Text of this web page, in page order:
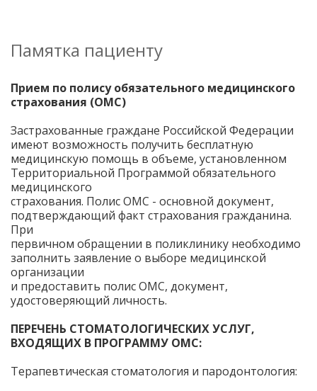
Памятка пациенту
Прием по полису обязательного медицинского
страхования (ОМС)
Застрахованные граждане Российской Федерации
имеют возможность получить бесплатную
медицинскую помощь в объеме, установленном
Территориальной Программой обязательного
медицинского
страхования. Полис ОМС - основной документ,
подтверждающий факт страхования гражданина.
При
первичном обращении в поликлинику необходимо
заполнить заявление о выборе медицинской
организации
и предоставить полис ОМС, документ,
удостоверяющий личность.
ПЕРЕЧЕНЬ СТОМАТОЛОГИЧЕСКИХ УСЛУГ,
ВХОДЯЩИХ В ПРОГРАММУ ОМС:
Терапевтическая стоматология и пародонтология: